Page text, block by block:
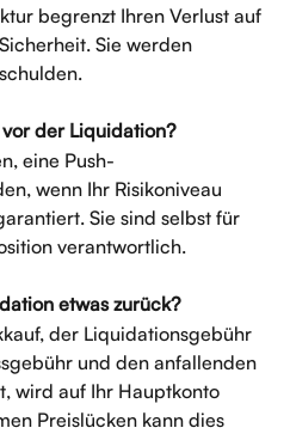
begrenzt Ihren Verlust auf
Sie werden
der Liquidation?
eine Push-
wenn Ihr Risikoniveau
Sie sind selbst für
verantwortlich.
etwas zurück?
der Liquidationsgebühr
und den anfallenden
wird auf Ihr Hauptkonto
Preislücken kann dies